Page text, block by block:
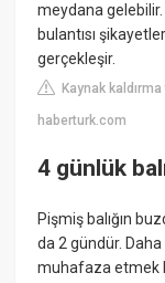
meydana gelebilir.
bulantısı
gerçekleşir.
Kaynak
haberturk.com
4 günlük
Pişmiş balığın
da 2 gündür.
muhafaza etmek